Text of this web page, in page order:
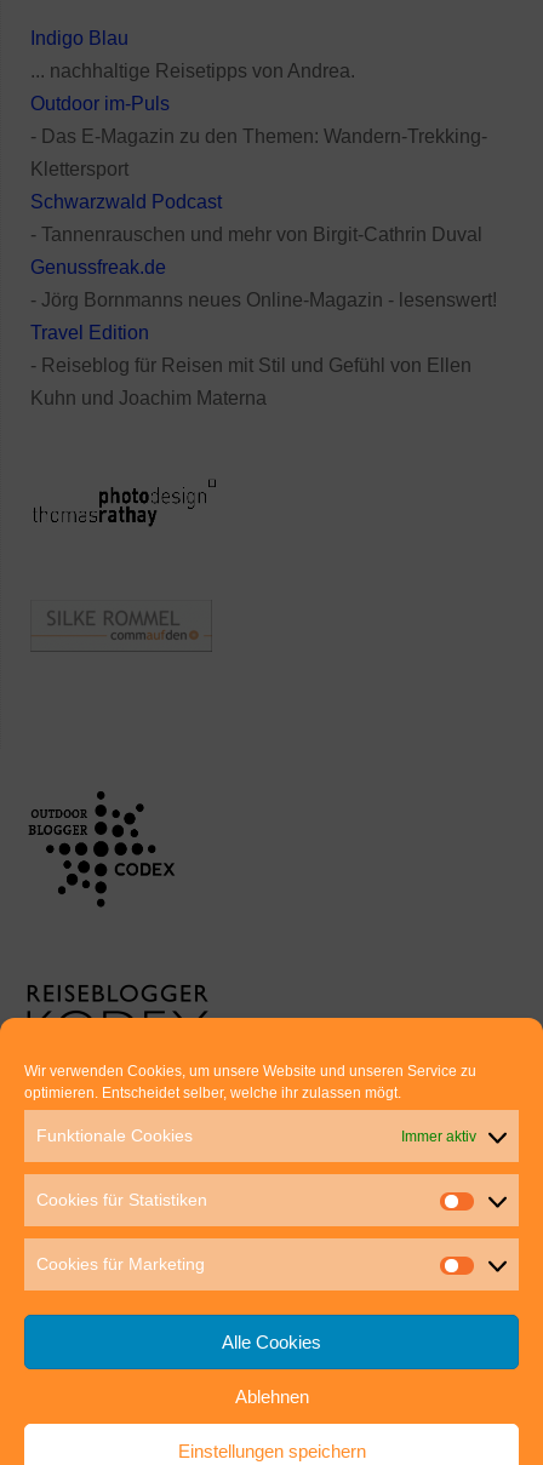
Wir verwenden Cookies, um unsere Website und unseren Service zu
optimieren. Entscheidet selber, welche ihr zulassen mögt.
Funktionale Cookies Immer aktiv
Cookies für Statistiken
Cookies für Marketing
Alle Cookies
Ablehnen
Einstellungen speichern
Indigo Blau
... nachhaltige Reisetipps von Andrea.
Outdoor im-Puls
- Das E-Magazin zu den Themen: Wandern-Trekking-
Klettersport
Schwarzwald Podcast
- Tannenrauschen und mehr von Birgit-Cathrin Duval
Genussfreak.de
- Jörg Bornmanns neues Online-Magazin - lesenswert!
Travel Edition
- Reiseblog für Reisen mit Stil und Gefühl von Ellen
Kuhn und Joachim Materna
Euer direkter Draht zu uns:
Thomas Rathay und Silke Rommel
70563 Stuttgart
post@outdoor-hochgenuss.de
IMPRESSUM DATENSCHUTZ